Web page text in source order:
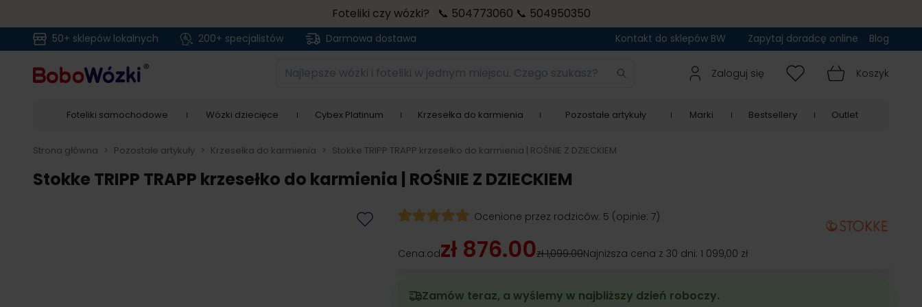
Foteliki czy wózki? 📞 504773060 📞 504950350
50+ sklepów lokalnych 200+ specjalistów Darmowa dostawa Kontakt do sklepów BW Zapytaj doradcę online Blog
Najlepsze wózki i foteliki w jednym miejscu. Czego szukasz? Zaloguj się Koszyk
Foteliki samochodowe Wózki dziecięce Cybex Platinum Krzesełka do karmienia Pozostałe artykuły Marki Bestsellery Outlet
Strona główna > Pozostałe artykuły > Krzesełka do karmienia > Stokke TRIPP TRAPP krzesełko do karmienia | ROŚNIE Z DZIECKIEM
Stokke TRIPP TRAPP krzesełko do karmienia | ROŚNIE Z DZIECKIEM
Ocenione przez rodziców: 5 (opinie: 7)
Cena:odzł 876.00zł 1,099.00Najniższa cena z 30 dni: 1 099,00 zł
Zamów teraz, a wyślemy w najbliższy dzień roboczy.